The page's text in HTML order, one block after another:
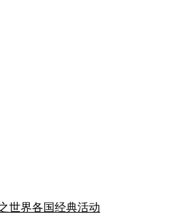
世界各国经典活动